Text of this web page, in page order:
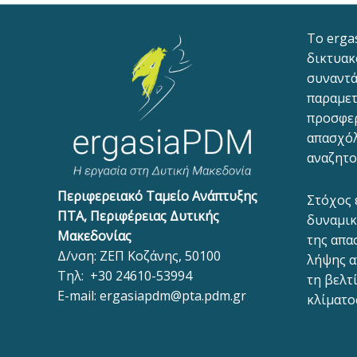
Περιφερειακό Ταμείο Ανάπτυξης
ΠΤΑ, Περιφέρειας Δυτικής
Μακεδονίας
Δ/νση: ΖΕΠ Κοζάνης, 50100
Τηλ: +30 24610-53994
E-mail: ergasiapdm@pta.pdm.gr
To
Στόχος
της
λήψης
τη